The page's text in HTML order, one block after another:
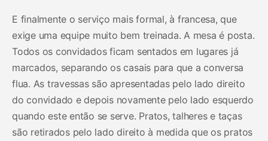
E finalmente o serviço mais formal, à francesa, que
exige uma equipe muito bem treinada. A mesa é posta.
Todos os convidados ficam sentados em lugares já
marcados, separando os casais para que a conversa
flua. As travessas são apresentadas pelo lado direito
do convidado e depois novamente pelo lado esquerdo
quando este então se serve. Pratos, talheres e taças
são retirados pelo lado direito à medida que os pratos